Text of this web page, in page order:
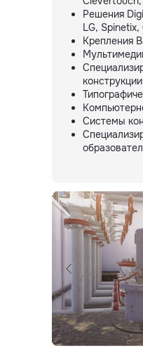
Решения
LG,
Крепления
конструкции
Системы